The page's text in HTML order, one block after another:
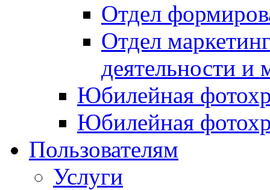
Отдел
Отдел
деятельности и
Юбилейная
Юбилейная
Пользователям
Услуги